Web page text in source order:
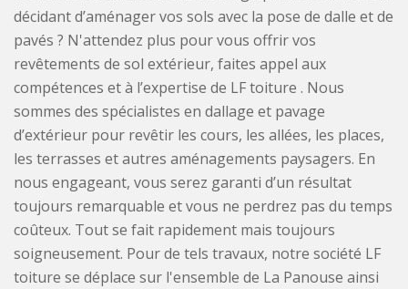
décidant d’aménager vos sols avec la pose de dalle et de
pavés ? N'attendez plus pour vous offrir vos
revêtements de sol extérieur, faites appel aux
compétences et à l’expertise de LF toiture . Nous
sommes des spécialistes en dallage et pavage
d’extérieur pour revêtir les cours, les allées, les places,
les terrasses et autres aménagements paysagers. En
nous engageant, vous serez garanti d’un résultat
toujours remarquable et vous ne perdrez pas du temps
coûteux. Tout se fait rapidement mais toujours
soigneusement. Pour de tels travaux, notre société LF
toiture se déplace sur l'ensemble de La Panouse ainsi